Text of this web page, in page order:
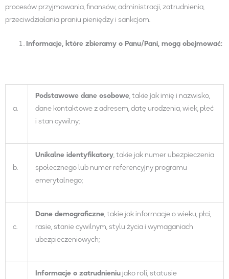
procesów przyjmowania, finansów, administracji, zatrudnienia,
przeciwdziałania praniu pieniędzy i sankcjom.
Informacje, które zbieramy o Panu/Pani, mogą obejmować:
a.
Podstawowe dane osobowe, takie jak imię i nazwisko,
dane kontaktowe z adresem, datę urodzenia, wiek, płeć
i stan cywilny;
b.
Unikalne identyfikatory, takie jak numer ubezpieczenia
społecznego lub numer referencyjny programu
emerytalnego;
c.
Dane demograficzne, takie jak informacje o wieku, płci,
rasie, stanie cywilnym, stylu życia i wymaganiach
ubezpieczeniowych;
Informacje o zatrudnieniujako roli, statusie